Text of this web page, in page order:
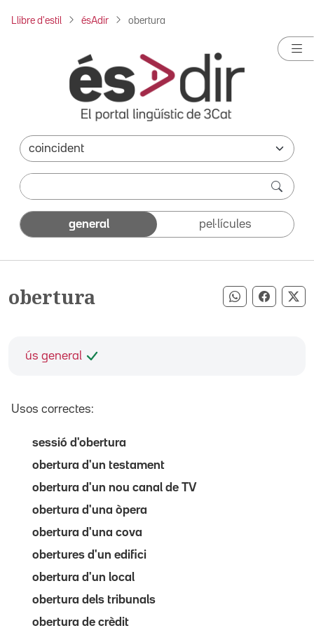
Llibre d'estil ésAdir obertura
general pel·lícules
obertura Compartir
ús general
Usos correctes:
sessió d'obertura
obertura d'un testament
obertura d'un nou canal de TV
obertura d'una òpera
obertura d'una cova
obertures d'un edifici
obertura d'un local
obertura dels tribunals
obertura de crèdit